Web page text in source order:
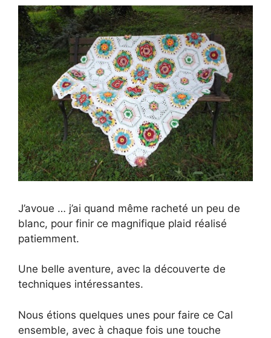
J’avoue … j’ai quand même racheté un peu de
blanc, pour finir ce magnifique plaid réalisé
patiemment.
Une belle aventure, avec la découverte de
techniques intéressantes.
Nous étions quelques unes pour faire ce Cal
ensemble, avec à chaque fois une touche